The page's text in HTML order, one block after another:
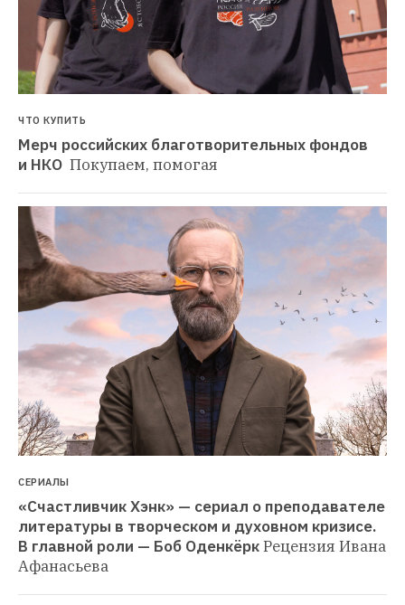
ЧТО КУПИТЬ
Мерч российских благотворительных фондов
и НКО Покупаем, помогая
СЕРИАЛЫ
«Счастливчик Хэнк» — сериал о преподавателе
литературы в творческом и духовном кризисе.
В главной роли — Боб ОденкёркРецензия Ивана
Афанасьева